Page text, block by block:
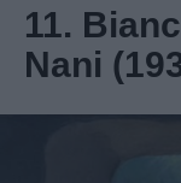
11.
Nani